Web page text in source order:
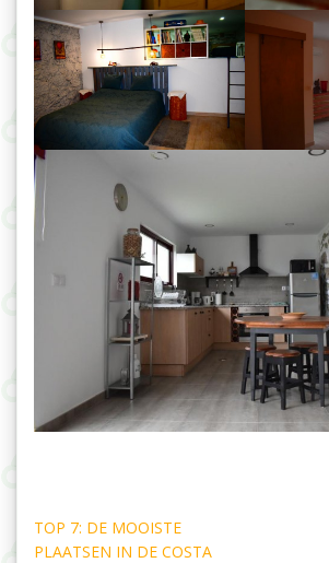
Post
navigation
TOP 7: DE MOOISTE
PLAATSEN IN DE COSTA